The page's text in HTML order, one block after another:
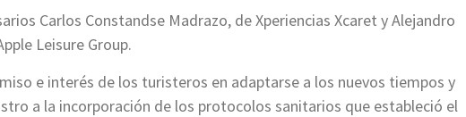
Carlos Constandse Madrazo, de Xperiencias Xcaret y Alejandro
Leisure Group.
e interés de los turisteros en adaptarse a los nuevos tiempos y
a la incorporación de los protocolos sanitarios que estableció el